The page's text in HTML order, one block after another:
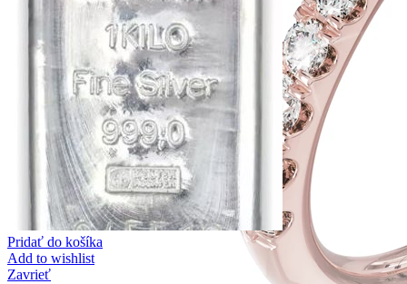
Pridať do košíka
Add to wishlist
Zavrieť